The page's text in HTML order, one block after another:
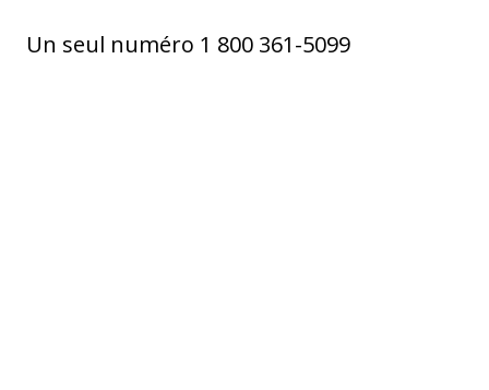
Un seul numéro 1 800 361-5099